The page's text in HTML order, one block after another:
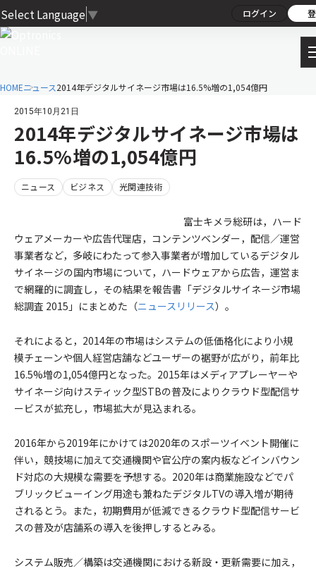
Select Language ▼ ログイン
HOMEニュース2014年デジタルサイネージ市場は16.5%増の1,054億円
2015年10月21日
2014年デジタルサイネージ市場は
16.5%増の1,054億円
ニュース ビジネス 光関連技術
富士キメラ総研は，ハード
ウェアメーカーや広告代理店，コンテンツベンダー，配信／運営
事業者など，多岐にわたって参入事業者が増加しているデジタル
サイネージの国内市場について，ハードウェアから広告，運営ま
で網羅的に調査し，その結果を報告書「デジタルサイネージ市場
総調査 2015」にまとめた（ニュースリリース）。
それによると，2014年の市場はシステムの低価格化により小規
模チェーンや個人経営店舗などユーザーの裾野が広がり，前年比
16.5%増の1,054億円となった。2015年はメディアプレーヤーや
サイネージ向けスティック型STBの普及によりクラウド型配信サ
ービスが拡充し，市場拡大が見込まれる。
2016年から2019年にかけては2020年のスポーツイベント開催に
伴い，競技場に加えて交通機関や官公庁の案内板などインバウン
ド対応の大規模な需要を予想する。2020年は商業施設などでパ
ブリックビューイング用途も兼ねたデジタルTVの導入増が期待
されるとう。また，初期費用が低減できるクラウド型配信サービ
スの普及が店舗系の導入を後押しするとみる。
システム販売／構築は交通機関における新設・更新需要に加え，